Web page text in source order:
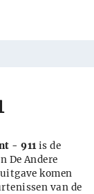
- 911 is de
De Andere
komen
van de